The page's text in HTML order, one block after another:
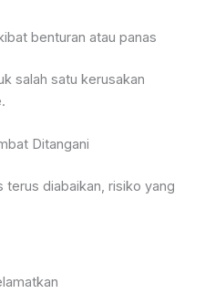
benturan atau panas
salah satu kerusakan
Ditangani
terus diabaikan, risiko yang